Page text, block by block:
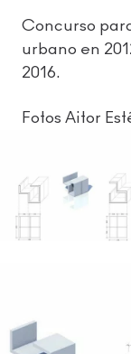
Concurso
urbano en
2016.
Fotos Aitor